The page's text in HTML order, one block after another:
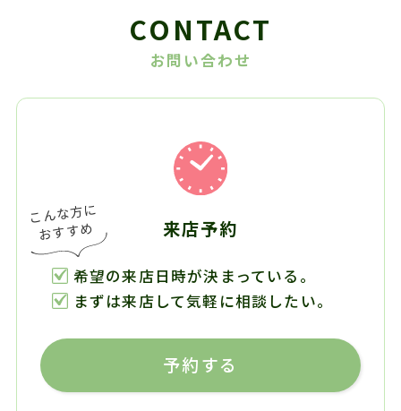
CONTACT
お問い合わせ
来店予約
希望の来店日時が決まっている。
まずは来店して気軽に相談したい。
予約する